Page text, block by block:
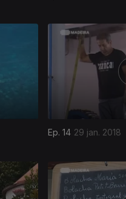
Ep. 14 29 jan. 2018